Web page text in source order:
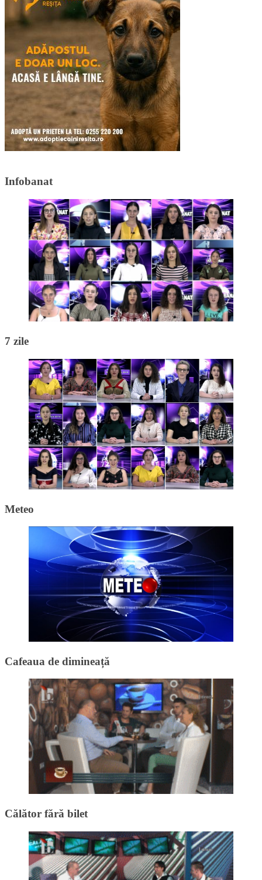
Infobanat
7 zile
Meteo
Cafeaua de dimineață
Călător fără bilet